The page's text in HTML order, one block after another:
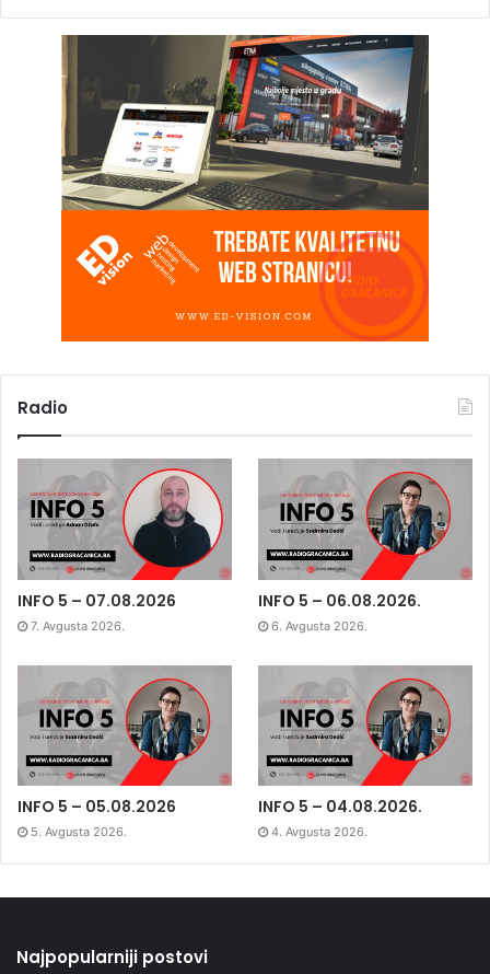
Radio
INFO 5 – 07.08.2026
7. Avgusta 2026.
INFO 5 – 06.08.2026.
6. Avgusta 2026.
INFO 5 – 05.08.2026
5. Avgusta 2026.
INFO 5 – 04.08.2026.
4. Avgusta 2026.
Najpopularniji postovi